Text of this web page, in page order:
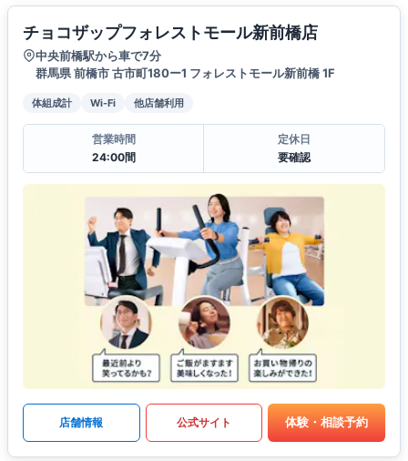
チョコザップフォレストモール新前橋店
中央前橋駅から車で7分
群馬県 前橋市 古市町180ー1 フォレストモール新前橋 1F
体組成計 Wi-Fi 他店舗利用
営業時間
24:00間
定休日
要確認
店舗情報 公式サイト 体験・相談予約